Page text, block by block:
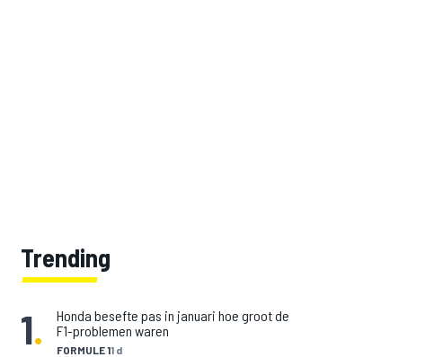
Trending
1. FORMULE 11 d
Honda besefte pas in januari hoe groot de
F1-problemen waren